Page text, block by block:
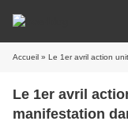
Accueil » Le 1er avril action
Le 1er avril
manifestation